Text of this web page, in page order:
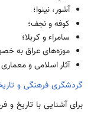
آشور، نینوا؛
کوفه و نجف؛
سامراء و کربلا؛
موزه‌های عراق به
آثار اسلامی و
گردشگری فرهنگی و
برای آشنایی با تاریخ و